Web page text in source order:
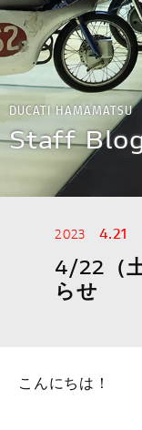
キャンペーン
スタッフ紹介
イベント
アパレル
MOTOGP
WSBK
デスモプラン
DUCATI HAMAMATSU
Staff
2023 4.21
4/22（
らせ
こんにちは！